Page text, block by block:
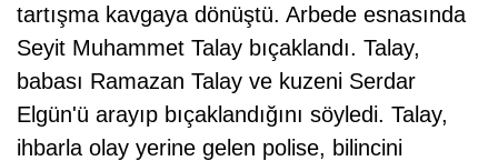
tartışma kavgaya dönüştü. Arbede esnasında
Seyit Muhammet Talay bıçaklandı. Talay,
babası Ramazan Talay ve kuzeni Serdar
Elgün'ü arayıp bıçaklandığını söyledi. Talay,
ihbarla olay yerine gelen polise, bilincini